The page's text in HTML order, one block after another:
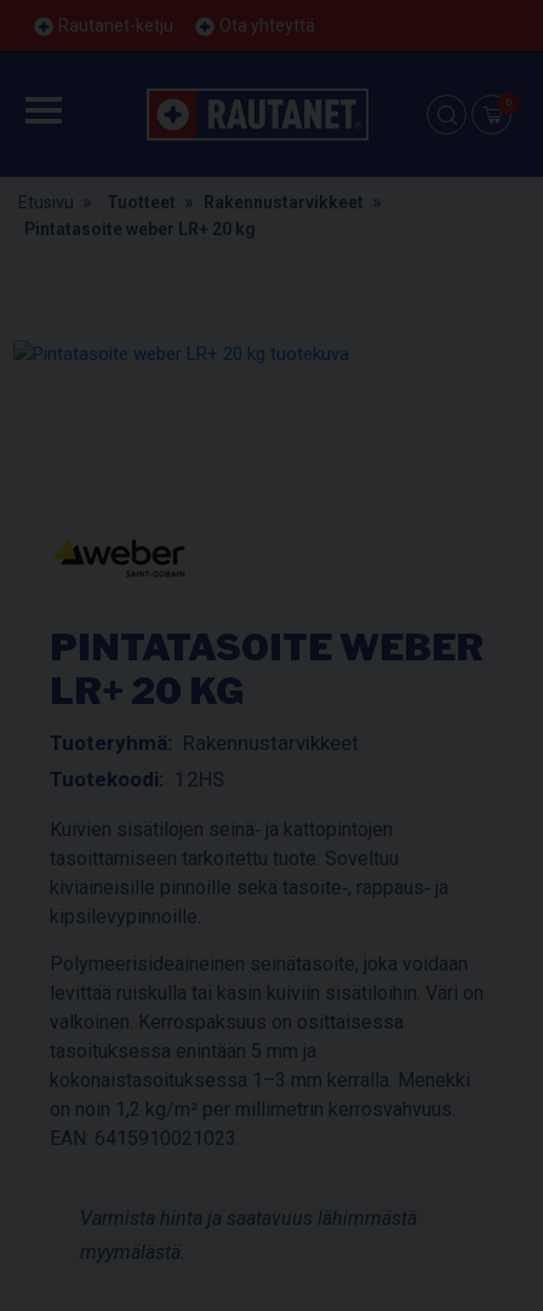
Rautanet-ketju Ota yhteyttä
0
Etusivu Tuotteet
Rakennustarvikkeet
Pintatasoite weber LR+ 20 kg
PINTATASOITE WEBER
LR+ 20 KG
Tuoteryhmä: Rakennustarvikkeet
Tuotekoodi: 12HS
Kuivien sisätilojen seinä‑ ja kattopintojen
tasoittamiseen tarkoitettu tuote. Soveltuu
kiviaineisille pinnoille sekä tasoite‑, rappaus‑ ja
kipsilevypinnoille.
Polymeerisideaineinen seinätasoite, joka voidaan
levittää ruiskulla tai käsin kuiviin sisätiloihin. Väri on
valkoinen. Kerrospaksuus on osittaisessa
tasoituksessa enintään 5 mm ja
kokonaistasoituksessa 1–3 mm kerralla. Menekki
on noin 1,2 kg/m² per millimetrin kerrosvahvuus.
EAN: 6415910021023.
Varmista hinta ja saatavuus lähimmästä
myymälästä.